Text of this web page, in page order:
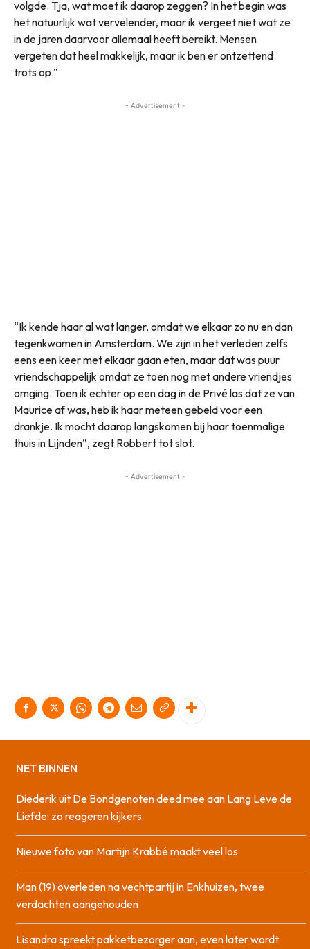
volgde. Tja, wat moet ik daarop zeggen? In het begin was
het natuurlijk wat vervelender, maar ik vergeet niet wat ze
in de jaren daarvoor allemaal heeft bereikt. Mensen
vergeten dat heel makkelijk, maar ik ben er ontzettend
trots op.”
- Advertisement -
“Ik kende haar al wat langer, omdat we elkaar zo nu en dan
tegenkwamen in Amsterdam. We zijn in het verleden zelfs
eens een keer met elkaar gaan eten, maar dat was puur
vriendschappelijk omdat ze toen nog met andere vriendjes
omging. Toen ik echter op een dag in de Privé las dat ze van
Maurice af was, heb ik haar meteen gebeld voor een
drankje. Ik mocht daarop langskomen bij haar toenmalige
thuis in Lijnden”, zegt Robbert tot slot.
- Advertisement -
NET BINNEN
Diederik uit De Bondgenoten deed mee aan Lang Leve de
Liefde: zo reageren kijkers
Nieuwe foto van Martijn Krabbé maakt veel los
Man (19) overleden na vechtpartij in Enkhuizen, twee
verdachten aangehouden
Lisandra spreekt pakketbezorger aan, even later wordt